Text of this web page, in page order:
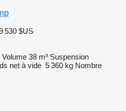
530 $US
Volume 38 m³ Suspension
net à vide 5 360 kg Nombre